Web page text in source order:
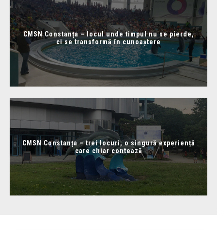
CMSN Constanța – locul unde timpul nu se pierde,
ci se transformă în cunoaștere
CMSN Constanța – trei locuri, o singură experiență
care chiar contează